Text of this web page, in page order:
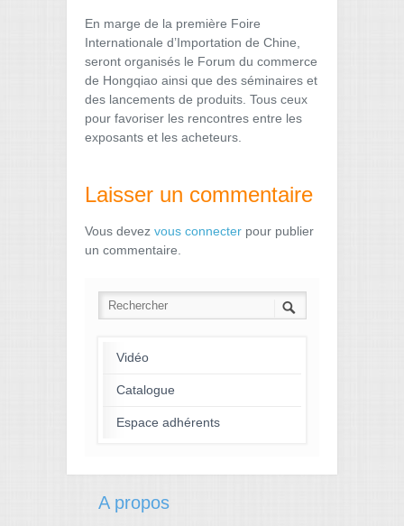
En marge de la première Foire
Internationale d’Importation de Chine,
seront organisés le Forum du commerce
de Hongqiao ainsi que des séminaires et
des lancements de produits. Tous ceux
pour favoriser les rencontres entre les
exposants et les acheteurs.
Laisser un commentaire
Vous devez vous connecter pour publier
un commentaire.
Vidéo
Catalogue
Espace adhérents
A propos